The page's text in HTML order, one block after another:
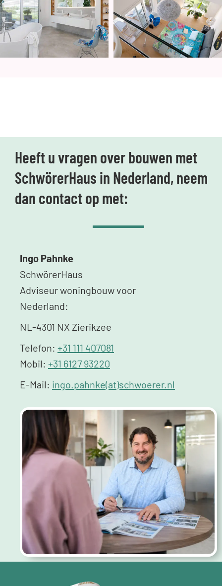
Heeft u vragen over bouwen met
SchwörerHaus in Nederland, neem
dan contact op met:
Ingo Pahnke
SchwörerHaus
Adviseur woningbouw voor
Nederland:
NL-4301 NX Zierikzee
Telefon: +31 111 407081
Mobil: +31 6127 93220
E-Mail: ingo.pahnke(at)schwoerer.nl